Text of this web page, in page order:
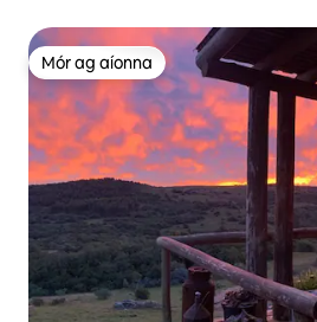
Mór ag aíonna
Mór ag aíonna